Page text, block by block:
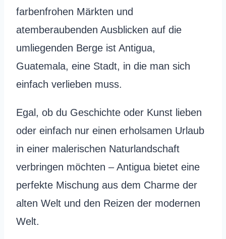
farbenfrohen Märkten und
atemberaubenden Ausblicken auf die
umliegenden Berge ist Antigua,
Guatemala, eine Stadt, in die man sich
einfach verlieben muss.
Egal, ob du Geschichte oder Kunst lieben
oder einfach nur einen erholsamen Urlaub
in einer malerischen Naturlandschaft
verbringen möchten – Antigua bietet eine
perfekte Mischung aus dem Charme der
alten Welt und den Reizen der modernen
Welt.